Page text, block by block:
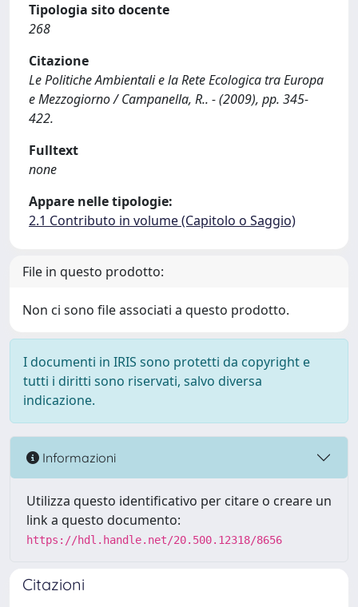
Tipologia sito docente
268
Citazione
Le Politiche Ambientali e la Rete Ecologica tra Europa
e Mezzogiorno / Campanella, R.. - (2009), pp. 345-
422.
Fulltext
none
Appare nelle tipologie:
2.1 Contributo in volume (Capitolo o Saggio)
File in questo prodotto:
Non ci sono file associati a questo prodotto.
I documenti in IRIS sono protetti da copyright e
tutti i diritti sono riservati, salvo diversa
indicazione.
Informazioni
Utilizza questo identificativo per citare o creare un
link a questo documento:
https://hdl.handle.net/20.500.12318/8656
Citazioni